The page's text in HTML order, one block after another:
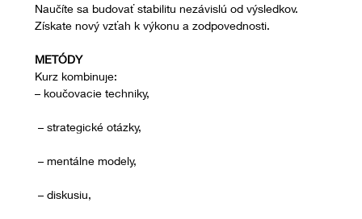
Naučíte sa budovať stabilitu nezávislú od výsledkov.
Získate nový vzťah k výkonu a zodpovednosti.
METÓDY
Kurz kombinuje:
– koučovacie techniky,
– strategické otázky,
– mentálne modely,
– diskusiu,